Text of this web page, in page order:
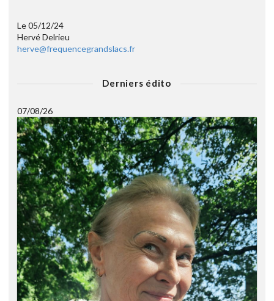
Le 05/12/24
Hervé Delrieu
herve@frequencegrandslacs.fr
Derniers édito
07/08/26